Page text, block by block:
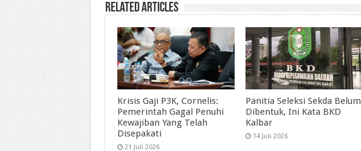
Related Articles
Krisis Gaji P3K, Cornelis:
Pemerintah Gagal Penuhi
Kewajiban Yang Telah
Disepakati
21 Juli 2026
Panitia Seleksi Sekda Belum
Dibentuk, Ini Kata BKD
Kalbar
14 Juli 2026